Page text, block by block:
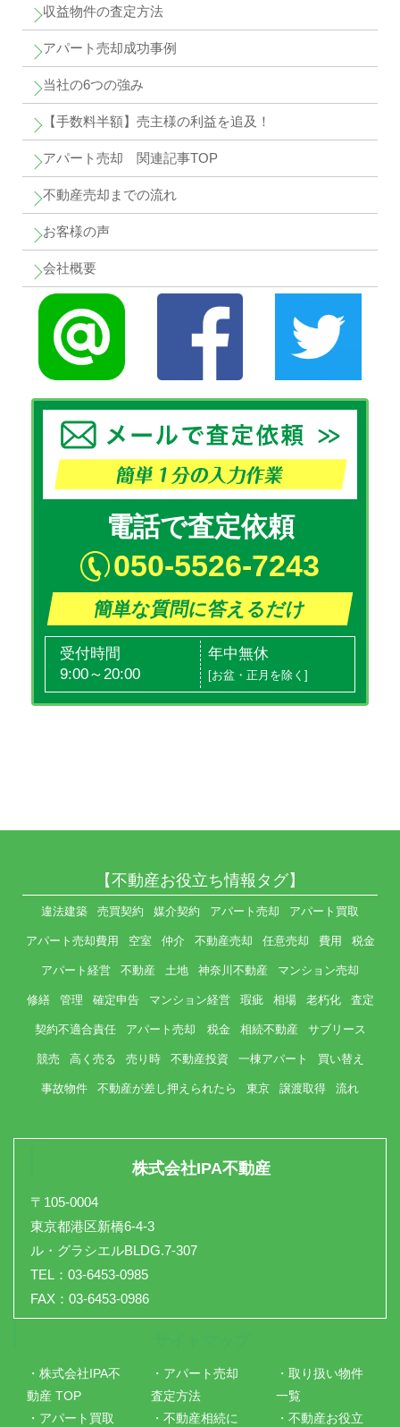
収益物件の査定方法
アパート売却成功事例
当社の6つの強み
【手数料半額】売主様の利益を追及！
アパート売却 関連記事TOP
不動産売却までの流れ
お客様の声
会社概要
電話で査定依頼
050-5526-7243
簡単な質問に答えるだけ
受付時間
9:00～20:00
年中無休
[お盆・正月を除く]
【不動産お役立ち情報タグ】
違法建築 売買契約 媒介契約 アパート売却 アパート買取
アパート売却費用 空室 仲介 不動産売却 任意売却 費用 税金
アパート経営 不動産 土地 神奈川不動産 マンション売却
修繕 管理 確定申告 マンション経営 瑕疵 相場 老朽化 査定
契約不適合責任 アパート売却 税金 相続不動産 サブリース
競売 高く売る 売り時 不動産投資 一棟アパート 買い替え
事故物件 不動産が差し押えられたら 東京 譲渡取得 流れ
株式会社IPA不動産
〒105-0004
東京都港区新橋6-4-3
ル・グラシエルBLDG.7-307
TEL：03-6453-0985
FAX：03-6453-0986
・株式会社IPA不
動産 TOP
・アパート買取
・アパート売却
査定方法
・不動産相続に
・取り扱い物件
一覧
・不動産お役立